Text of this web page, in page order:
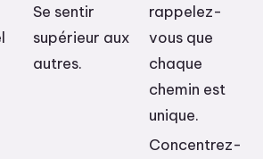
Se sentir
supérieur aux
autres.
rappelez-
vous que
chaque
chemin est
unique.
Concentrez-